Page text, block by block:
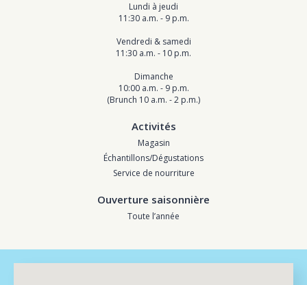
Lundi à jeudi
11:30 a.m. - 9 p.m.
Vendredi & samedi
11:30 a.m. - 10 p.m.
Dimanche
10:00 a.m. - 9 p.m.
(Brunch 10 a.m. - 2 p.m.)
Activités
Magasin
Échantillons/Dégustations
Service de nourriture
Ouverture saisonnière
Toute l’année